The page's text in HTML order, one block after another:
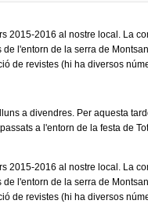
2015-2016 al nostre local. La
l'entorn de la serra de
de revistes (hi ha diversos
a divendres. Per aquesta
a l'entorn de la festa de
2015-2016 al nostre local. La
l'entorn de la serra de
de revistes (hi ha diversos